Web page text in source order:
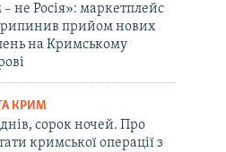
не Росія»: маркетплейс
прийом нових
на Кримському
КРИМ
сорок ночей. Про
кримської операції з